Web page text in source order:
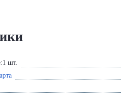
1 шт.